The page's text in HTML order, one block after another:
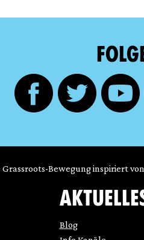
Bewegung inspiriert
Blog